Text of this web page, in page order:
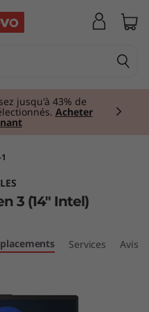
jusqu'à 43% de
Acheter
2
3 (14" Intel)
Services Avis